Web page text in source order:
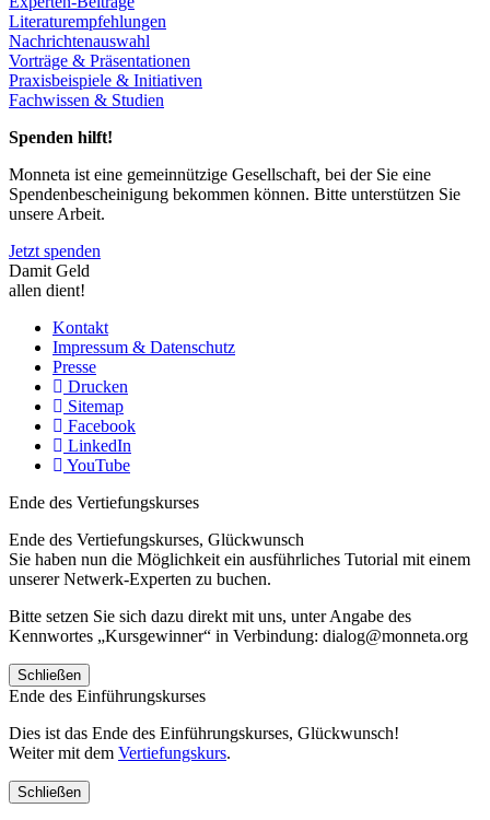
Literaturempfehlungen
Nachrichtenauswahl
Vorträge & Präsentationen
Praxisbeispiele & Initiativen
Fachwissen & Studien
Spenden hilft!
Monneta ist eine gemeinnützige Gesellschaft, bei der Sie eine
Spendenbescheinigung bekommen können. Bitte unterstützen Sie
unsere Arbeit.
Jetzt spenden
Damit Geld
allen dient!
Kontakt
Impressum & Datenschutz
Presse
Drucken
Sitemap
Facebook
LinkedIn
YouTube
Ende des Vertiefungskurses
Ende des Vertiefungskurses, Glückwunsch
Sie haben nun die Möglichkeit ein ausführliches Tutorial mit einem
unserer Netwerk-Experten zu buchen.
Bitte setzen Sie sich dazu direkt mit uns, unter Angabe des
Kennwortes „Kursgewinner“ in Verbindung: dialog@monneta.org
Schließen
Ende des Einführungskurses
Dies ist das Ende des Einführungskurses, Glückwunsch!
Weiter mit dem Vertiefungskurs.
Schließen